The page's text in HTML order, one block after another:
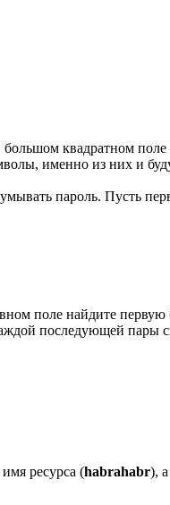
квадратном
именно из них и
пароль. Пусть
поле найдите первую
последующей пары
ресурса (habrahabr),